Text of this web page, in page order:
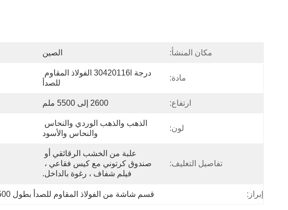
مكان المنشأ: الصين
مادة:
للصدأ
ارتفاع: 2600 إلى 5500 ملم
لون:
والنحاس والأسود
تفاصيل التغليف:
فيلم شفاف ، رغوة بالداخل.
إبراز: قسم شاشة من الفولاذ المقاوم للصدأ بطول 500 متر